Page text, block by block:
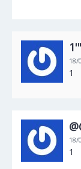
18/
1
18/
1